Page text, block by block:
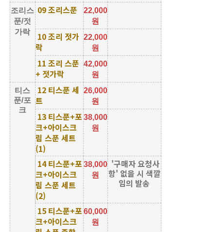
조리스
푼/젓
가락
09 조리스푼
22,000
원
10 조리 젓가
락
22,000
원
11 조리 스푼
+ 젓가락
42,000
원
티스
푼/포
크
12 티스푼 세
트
26,000
원
13 티스푼+포
크+아이스크
림 스푼 세트
(1)
38,000
원
14 티스푼+포
크+아이스크
림 스푼 세트
(2)
38,000
원
'구매자 요청사
항' 없을 시 색깔
임의 발송
15 티스푼+포
크+아이스크
60,000
원